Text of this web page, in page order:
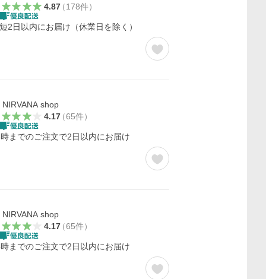
4.87（178件）
2日以内にお届け（休業日を除く）
NIRVANA shop
4.17（65件）
までのご注文で2日以内にお届け
NIRVANA shop
4.17（65件）
までのご注文で2日以内にお届け